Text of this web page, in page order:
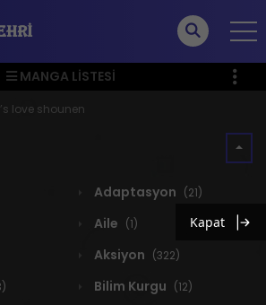
MANGA LISTESI
love shounen
Adaptasyon (21)
Aile (1)
Aksiyon (322)
Bilim Kurgu (12)
Kapat